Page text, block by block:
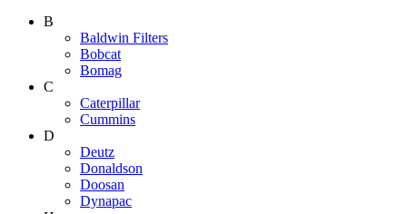
B
Baldwin Filters
Bobcat
Bomag
C
Caterpillar
Cummins
D
Deutz
Donaldson
Doosan
Dynapac